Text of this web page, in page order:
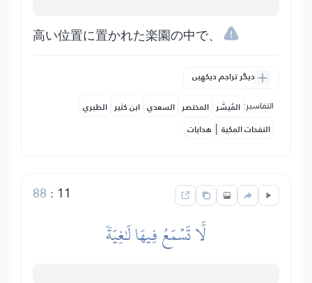
高い位置に置かれた楽園の中で、
دیگر تراجم دیکھیں
التفاسير: المُيسَّر المختصر السعدي ابن كثير الطبري
النفحات المكية | هدايات
11
:
88
لَّا تَسۡمَعُ فِيهَا لَٰغِيَةٗ